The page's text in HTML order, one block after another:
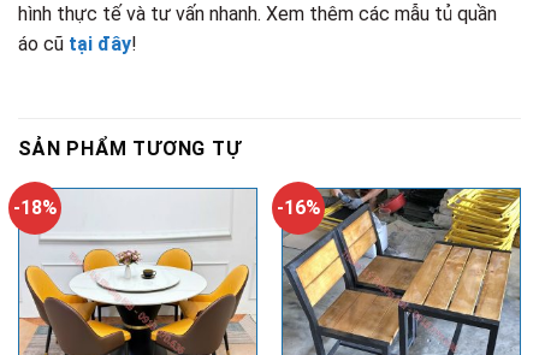
hình thực tế và tư vấn nhanh. Xem thêm các mẫu tủ quần
áo cũ tại đây!
SẢN PHẨM TƯƠNG TỰ
-18% -16%